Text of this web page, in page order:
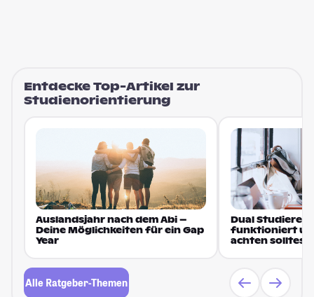
Entdecke Top-Artikel zur
Studienorientierung
Auslandsjahr nach dem Abi –
Deine Möglichkeiten für ein Gap
Year
Dual Studieren
funktioniert
achten solltest
Alle Ratgeber-Themen